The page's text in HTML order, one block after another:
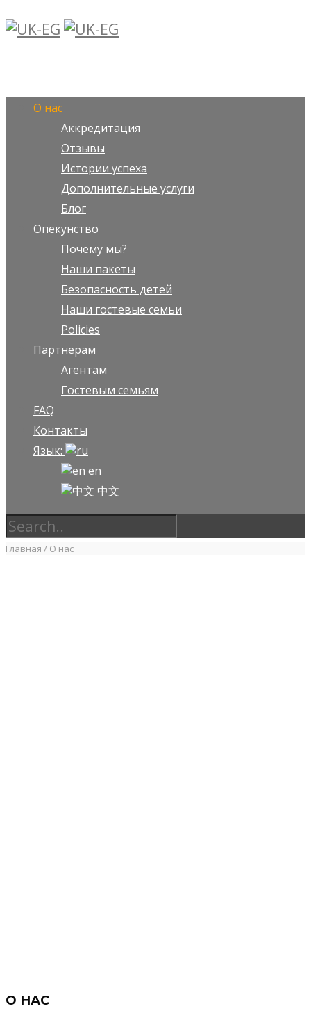
О нас
Аккредитация
Отзывы
Истории успеха
Дополнительные услуги
Блог
Опекунство
Почему мы?
Наши пакеты
Безопасность детей
Наши гостевые семьи
Policies
Партнерам
Агентам
Гостевым семьям
FAQ
Контакты
Язык:
en
中文
Главная / О нас
О НАС